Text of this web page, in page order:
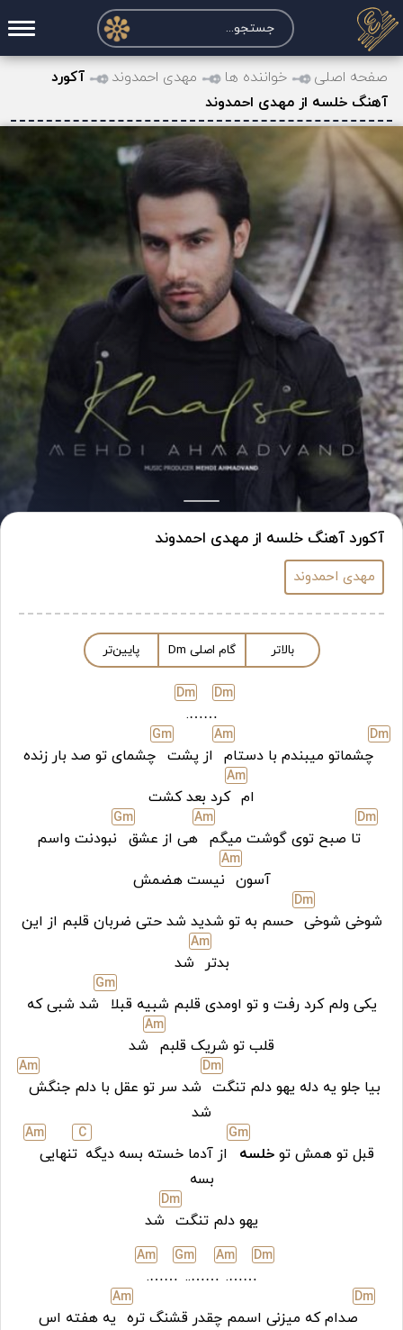
صفحه اصلی
درخواست آکورد
نت و تبلچر
تماس با ما
حساب کاربری
صفحه اصلی خواننده ها مهدی احمدوند
آکورد
آهنگ خلسه از مهدی احمدوند
آکورد آهنگ خلسه از مهدی احمدوند
مهدی احمدوند
بالاتر گام اصلی Dm پایین‌تر
Dm
…….
Dm
Dm
چشماتو میبندم با دستام
Am
از پشت
Gm
چشمای تو صد بار زنده
ام
Am
کرد بعد کشت
Dm
تا صبح توی گوشت میگم
Am
هی از عشق
Gm
نبودنت واسم
آسون
Am
نیست هضمش
شوخی شوخی
Dm
حسم به تو شدید شد حتی ضربان قلبم از این
بدتر
Am
شد
یکی ولم کرد رفت و تو اومدی قلبم شبیه قبلا
Gm
شد شبی که
قلب تو شریک قلبم
Am
شد
بیا جلو یه دله یهو دلم تنگت
Dm
شد سر تو عقل با دلم جنگش
Am
شد
قبل تو همش تو خلسه
Gm
از آدما خسته بسه دیگه
C
تنهایی
Am
بسه
یهو دلم تنگت
Dm
شد
Dm
…….
Am
……..
Gm
…….
Am
Dm
صدام که میزنی اسمم چقدر قشنگ تره
Am
یه هفته اس